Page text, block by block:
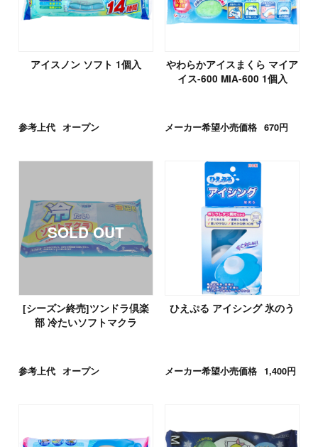
アイスノン ソフト 1個入
参考上代 オープン
やわらかアイスまくら マイア
イス-600 MIA-600 1個入
メーカー希望小売価格 670円
[シーズン終売]ツンドラ倶楽
部 冷たいソフトマクラ
参考上代 オープン
ひえぷる アイシング 氷のう
メーカー希望小売価格 1,400円